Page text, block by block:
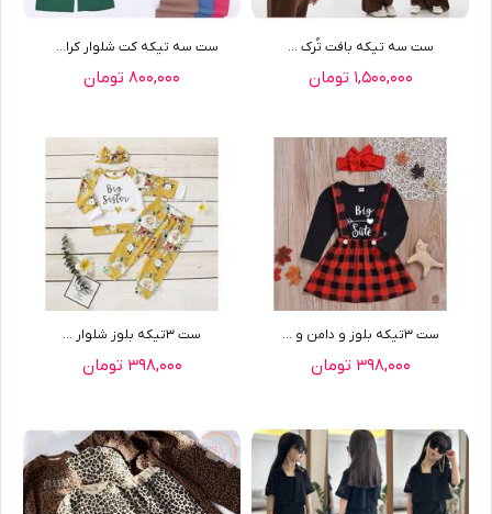
ست سه تیکه بافت تُرک ...
۱,۵۰۰,۰۰۰ تومان
ست سه تیکه کت شلوار کراپ ...
۸۰۰,۰۰۰ تومان
ست ٣تیکه بلوز و دامن و ...
۳۹۸,۰۰۰ تومان
ست ٣تیکه بلوز شلوار ...
۳۹۸,۰۰۰ تومان